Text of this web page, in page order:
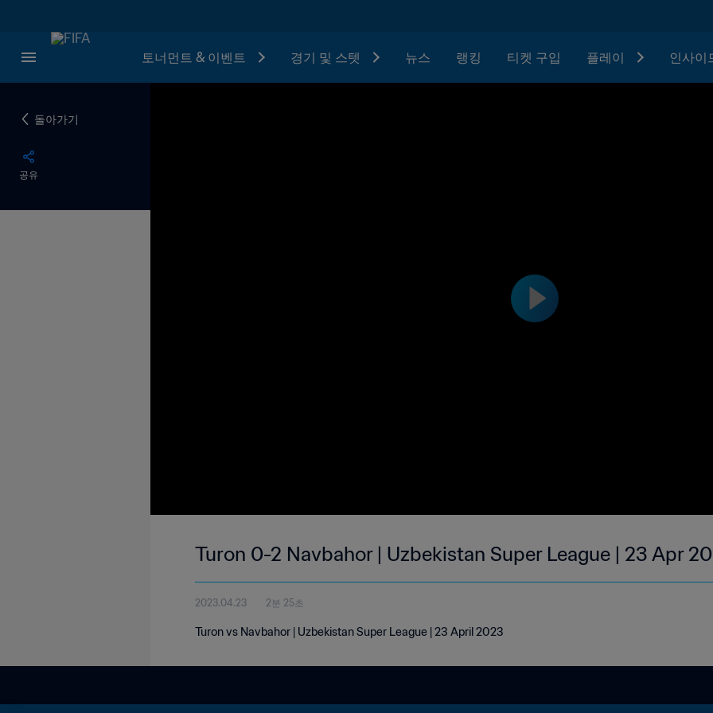
토너먼트 & 이벤트 경기 및 스텟 뉴스 랭킹 티켓 구입 플레이 인사이
돌아가기
공유
Turon 0-2 Navbahor | Uzbekistan Super League | 23 Apr
2023.04.23 2분 25초
Turon vs Navbahor | Uzbekistan Super League | 23 April 2023